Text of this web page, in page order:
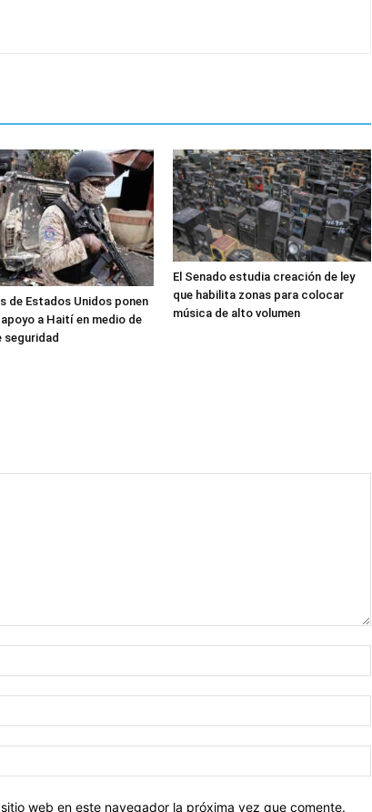
de Estados Unidos ponen
a Haití en medio de
seguridad
El Senado estudia creación de ley
que habilita zonas para colocar
música de alto volumen
web en este navegador la próxima vez que comente.